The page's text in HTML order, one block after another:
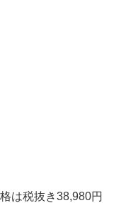
は税抜き38,980円